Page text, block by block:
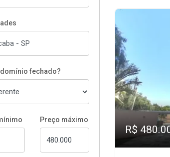
fechado?
Preço máximo
R$